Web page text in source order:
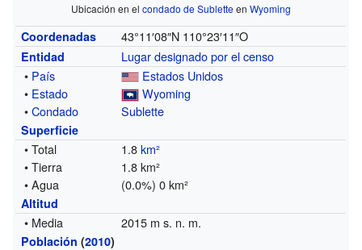
Ubicación en el condado de Subletteen Wyoming
Coordenadas 43°11′08″N 110°23′11″O
Entidad
Lugar designado por el censo
• País
Estados Unidos
• Estado
Wyoming
•Condado Sublette
Superficie
• Total 1.8km²
• Tierra
1.8 km²
• Agua
(0.0%) 0 km²
Altitud
• Media 2015 m s. n. m.
Población (2010)